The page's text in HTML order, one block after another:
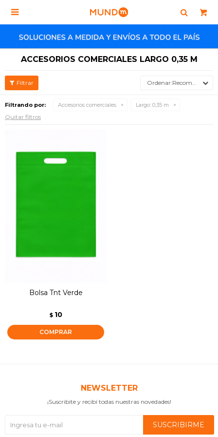

ACCESORIOS COMERCIALES LARGO 0,35 M
Recomendados
Filtrando por: Accesorios comerciales Largo: 0,35 m
Quitar filtros
Bolsa Tnt Verde
$ 10
NEWSLETTER
¡Suscribite y recibí todas nuestras novedades!
SUSCRIBIRME